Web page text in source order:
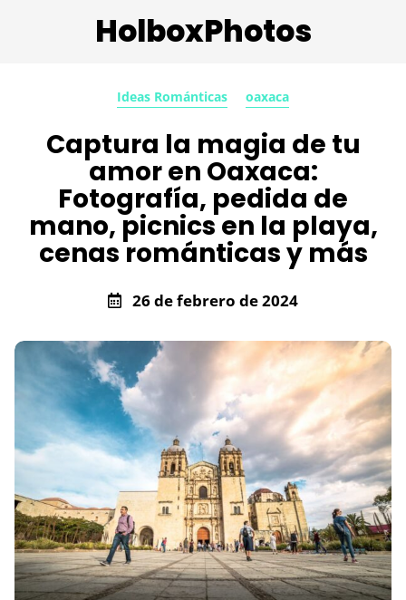
HolboxPhotos
Ideas Románticas oaxaca
Captura la magia de tu
amor en Oaxaca:
Fotografía, pedida de
mano, picnics en la playa,
cenas románticas y más
26 de febrero de 2024